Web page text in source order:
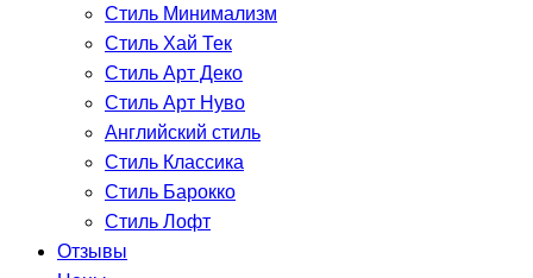
Стиль Минимализм
Стиль Хай Тек
Стиль Арт Деко
Стиль Арт Нуво
Английский стиль
Стиль Классика
Стиль Барокко
Стиль Лофт
Отзывы